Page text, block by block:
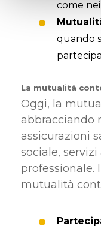
come
quando
La mutualità
Oggi, la
abbracciando
assicurazioni
sociale,
professionale. I
mutualità